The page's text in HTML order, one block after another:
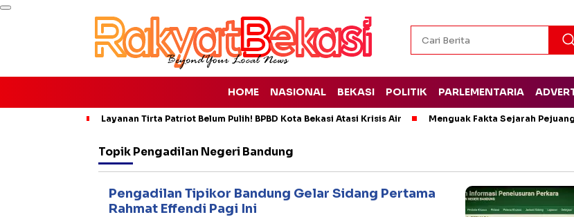
HOME NASIONAL BEKASI POLITIK PARLEMENTARIA
Layanan Tirta Patriot Belum Pulih! BPBD Kota Bekasi Atasi Krisis Air Menguak Fakta Sejarah
Topik Pengadilan Negeri Bandung
Pengadilan Tipikor Bandung Gelar Sidang Pertama
Rahmat Effendi Pagi Ini